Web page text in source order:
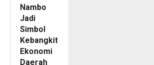
Nambo
Jadi
Simbol
Kebangkitan
Ekonomi
Daerah